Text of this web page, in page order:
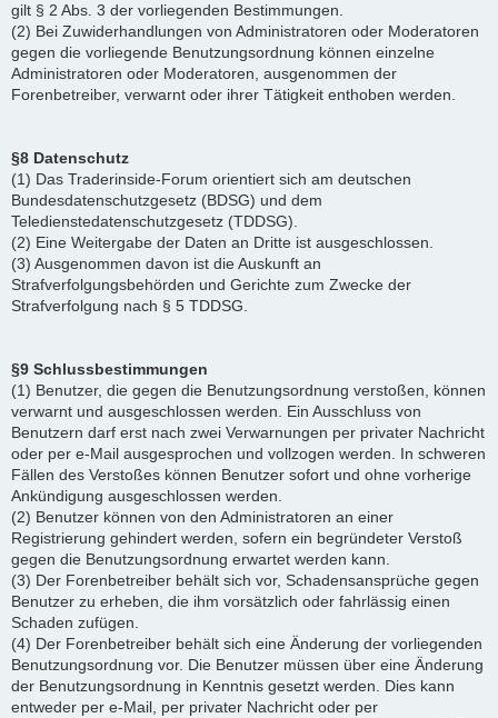
gilt § 2 Abs. 3 der vorliegenden Bestimmungen.
(2) Bei Zuwiderhandlungen von Administratoren oder Moderatoren
gegen die vorliegende Benutzungsordnung können einzelne
Administratoren oder Moderatoren, ausgenommen der
Forenbetreiber, verwarnt oder ihrer Tätigkeit enthoben werden.
§8 Datenschutz
(1) Das Traderinside-Forum orientiert sich am deutschen
Bundesdatenschutzgesetz (BDSG) und dem
Teledienstedatenschutzgesetz (TDDSG).
(2) Eine Weitergabe der Daten an Dritte ist ausgeschlossen.
(3) Ausgenommen davon ist die Auskunft an
Strafverfolgungsbehörden und Gerichte zum Zwecke der
Strafverfolgung nach § 5 TDDSG.
§9 Schlussbestimmungen
(1) Benutzer, die gegen die Benutzungsordnung verstoßen, können
verwarnt und ausgeschlossen werden. Ein Ausschluss von
Benutzern darf erst nach zwei Verwarnungen per privater Nachricht
oder per e-Mail ausgesprochen und vollzogen werden. In schweren
Fällen des Verstoßes können Benutzer sofort und ohne vorherige
Ankündigung ausgeschlossen werden.
(2) Benutzer können von den Administratoren an einer
Registrierung gehindert werden, sofern ein begründeter Verstoß
gegen die Benutzungsordnung erwartet werden kann.
(3) Der Forenbetreiber behält sich vor, Schadensansprüche gegen
Benutzer zu erheben, die ihm vorsätzlich oder fahrlässig einen
Schaden zufügen.
(4) Der Forenbetreiber behält sich eine Änderung der vorliegenden
Benutzungsordnung vor. Die Benutzer müssen über eine Änderung
der Benutzungsordnung in Kenntnis gesetzt werden. Dies kann
entweder per e-Mail, per privater Nachricht oder per